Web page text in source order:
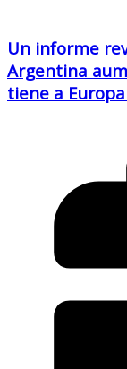
Un informe
Argentina
tiene a